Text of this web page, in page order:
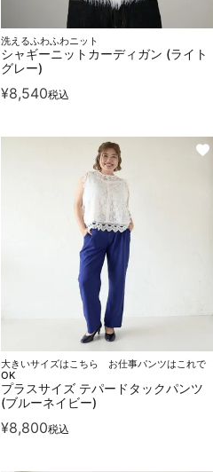
洗えるふわふわニット
シャギーニットカーディガン (ライト
グレー)
¥8,540税込
大きいサイズはこちら お仕事パンツはこれで
OK
プラスサイズ テパードタックパンツ
(ブルーネイビー)
¥8,800税込